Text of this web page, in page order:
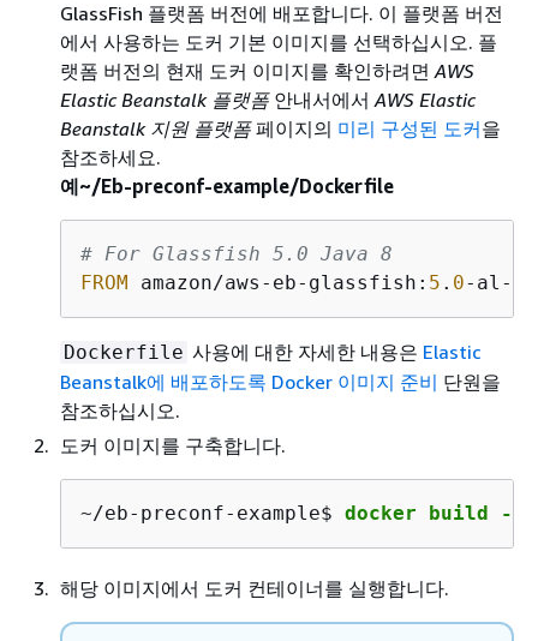
GlassFish 플랫폼 버전에 배포합니다. 이 플랫폼 버전
에서 사용하는 도커 기본 이미지를 선택하십시오. 플
랫폼 버전의 현재 도커 이미지를 확인하려면AWS
Elastic Beanstalk 플랫폼안내서에서AWS Elastic
Beanstalk 지원 플랫폼페이지의 미리 구성된 도커을
참조하세요.
예~/Eb-preconf-example/Dockerfile
# For Glassfish 5.0 Java 8
FROM amazon/aws-eb-glassfish: 5 . 0-al-
Dockerfile 사용에 대한 자세한 내용은 Elastic
Beanstalk에 배포하도록 Docker 이미지 준비 단원을
참조하십시오.
도커 이미지를 구축합니다.
~/eb-preconf-example$ docker build -t
해당 이미지에서 도커 컨테이너를 실행합니다.